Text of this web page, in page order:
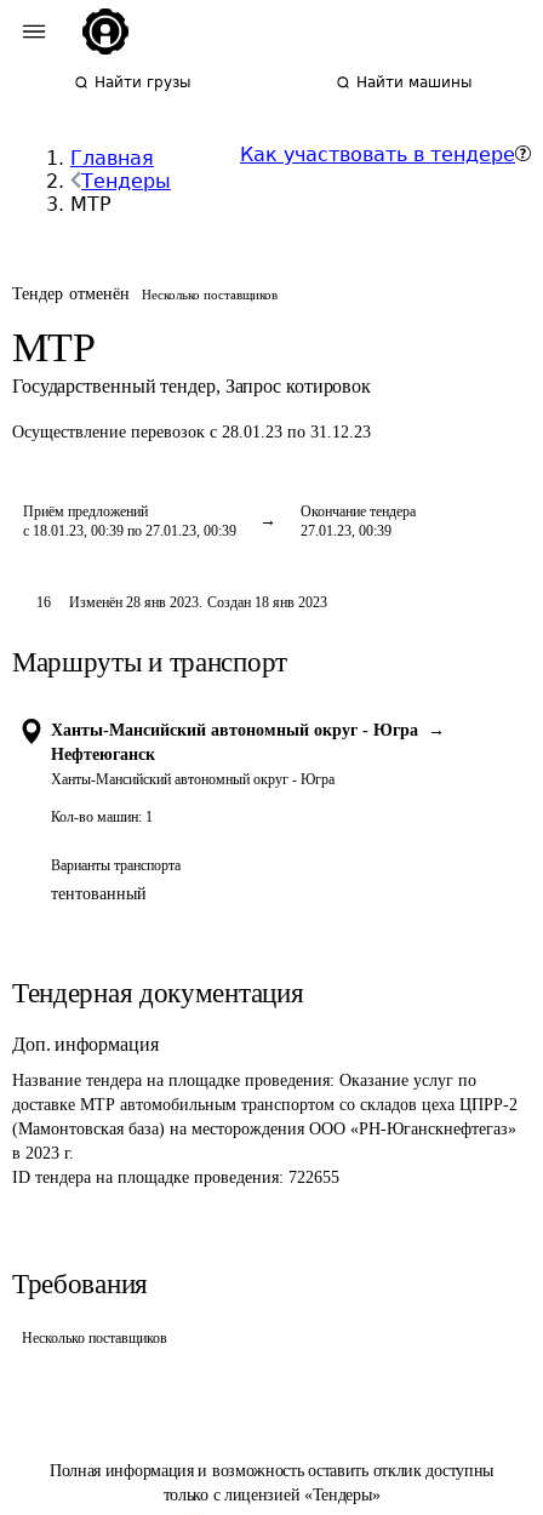
Найти грузы Найти машины
Главная
Тендеры
МТР
Как участвовать в тендере
Тендер отменён Несколько поставщиков
МТР
Государственный тендер, Запрос котировок
Осуществление перевозок с 28.01.23 по 31.12.23
Приём предложений
с 18.01.23, 00:39 по 27.01.23, 00:39
Окончание тендера
27.01.23, 00:39
Полная информация и возможность оставить отклик доступны
только с лицензией «Тендеры»
16 Изменён28 янв 2023. Создан 18 янв 2023
Маршруты и транспорт
Ханты-Мансийский автономный округ - Югра
→
Нефтеюганск
Ханты-Мансийский автономный округ - Югра
Кол-во машин: 1
Варианты транспорта
тентованный
Тендерная документация
Доп. информация
Название тендера на площадке проведения: Оказание услуг по
доставке МТР автомобильным транспортом со складов цеха ЦПРР-2
(Мамонтовская база) на месторождения ООО «РН-Юганскнефтегаз»
в 2023 г.
ID тендера на площадке проведения: 722655
Требования
Несколько поставщиков